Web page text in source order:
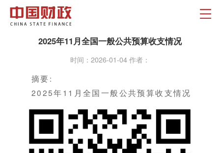
2025年11月全国一般公共预算收支情况
时间：2026-01-04 作者：
摘要:
2025年11月全国一般公共预算收支情况